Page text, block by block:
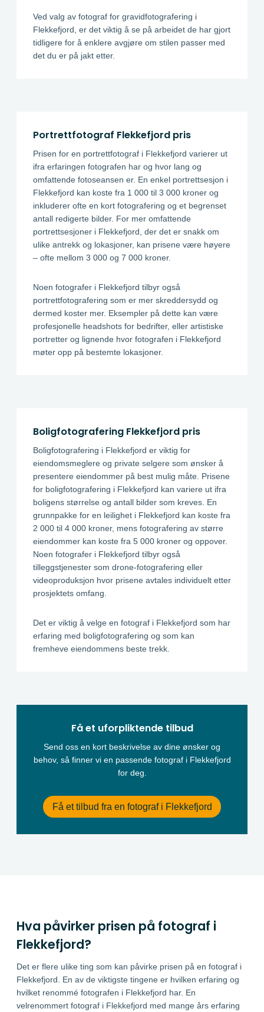
Ved valg av fotograf for gravidfotografering i
Flekkefjord, er det viktig å se på arbeidet de har gjort
tidligere for å enklere avgjøre om stilen passer med
det du er på jakt etter.
Portrettfotograf Flekkefjord pris
Prisen for en portrettfotograf i Flekkefjord varierer ut
ifra erfaringen fotografen har og hvor lang og
omfattende fotoseansen er. En enkel portrettsesjon i
Flekkefjord kan koste fra 1 000 til 3 000 kroner og
inkluderer ofte en kort fotografering og et begrenset
antall redigerte bilder. For mer omfattende
portrettsesjoner i Flekkefjord, der det er snakk om
ulike antrekk og lokasjoner, kan prisene være høyere
– ofte mellom 3 000 og 7 000 kroner.
Noen fotografer i Flekkefjord tilbyr også
portrettfotografering som er mer skreddersydd og
dermed koster mer. Eksempler på dette kan være
profesjonelle headshots for bedrifter, eller artistiske
portretter og lignende hvor fotografen i Flekkefjord
møter opp på bestemte lokasjoner.
Boligfotografering Flekkefjord pris
Boligfotografering i Flekkefjord er viktig for
eiendomsmeglere og private selgere som ønsker å
presentere eiendommer på best mulig måte. Prisene
for boligfotografering i Flekkefjord kan variere ut ifra
boligens størrelse og antall bilder som kreves. En
grunnpakke for en leilighet i Flekkefjord kan koste fra
2 000 til 4 000 kroner, mens fotografering av større
eiendommer kan koste fra 5 000 kroner og oppover.
Noen fotografer i Flekkefjord tilbyr også
tilleggstjenester som drone-fotografering eller
videoproduksjon hvor prisene avtales individuelt etter
prosjektets omfang.
Det er viktig å velge en fotograf i Flekkefjord som har
erfaring med boligfotografering og som kan
fremheve eiendommens beste trekk.
Få et uforpliktende tilbud
Send oss en kort beskrivelse av dine ønsker og
behov, så finner vi en passende fotograf i Flekkefjord
for deg.
Få et tilbud fra en fotograf i Flekkefjord
Hva påvirker prisen på fotograf i
Flekkefjord?
Det er flere ulike ting som kan påvirke prisen på en fotograf i
Flekkefjord. En av de viktigste tingene er hvilken erfaring og
hvilket renommé fotografen i Flekkefjord har. En
velrenommert fotograf i Flekkefjord med mange års erfaring